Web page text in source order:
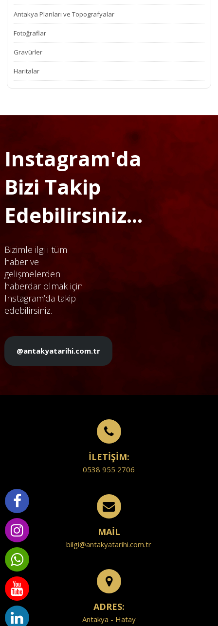
Antakya Planları ve Topografyalar
Fotoğraflar
Gravürler
Haritalar
Instagram'da
Bizi Takip
Edebilirsiniz...
Bizimle ilgili tüm
haber ve
gelişmelerden
haberdar olmak için
Instagram’da takip
edebilirsiniz.
@antakyatarihi.com.tr
İLETİŞİM:
0538 955 2706
MAİL
bilgi@antakyatarihi.com.tr
ADRES:
Antakya - Hatay